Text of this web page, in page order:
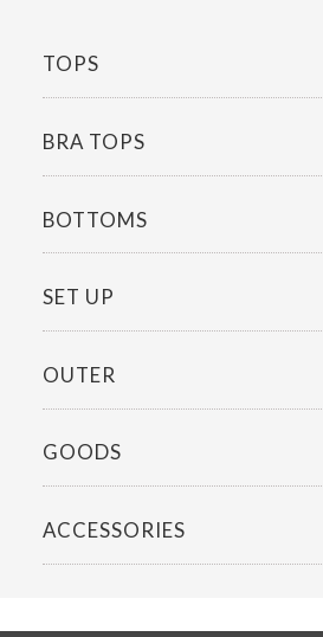
TOPS
BRA TOPS
BOTTOMS
SET UP
OUTER
GOODS
ACCESSORIES